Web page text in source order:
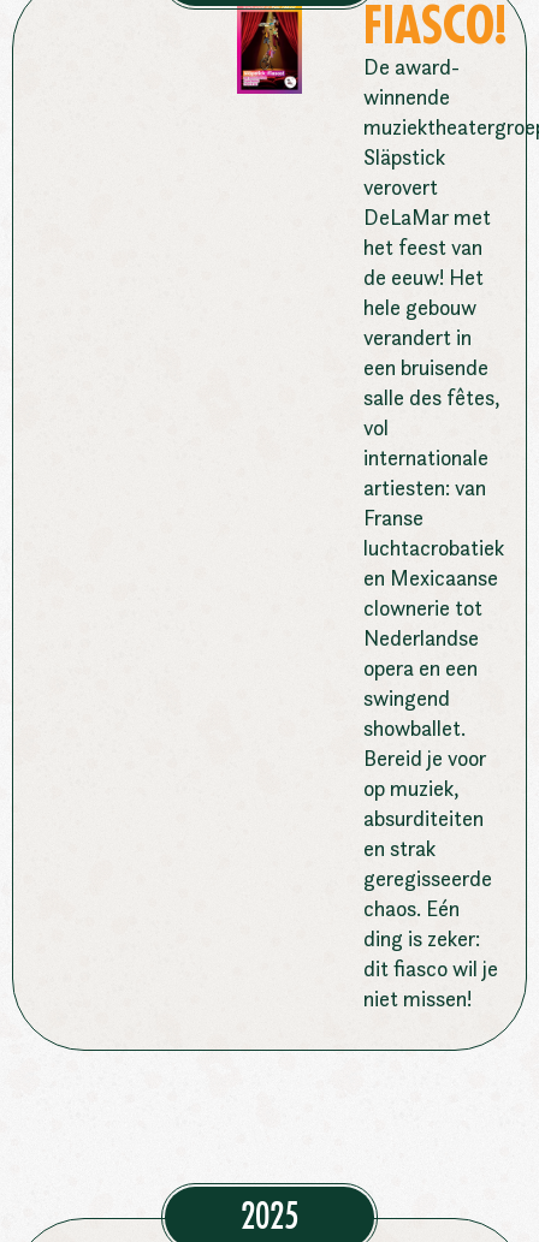
FIASCO!
De award-
winnende
Släpstick
verovert
DeLaMar met
het feest van
de eeuw! Het
hele gebouw
verandert in
een bruisende
salle des fêtes,
vol
internationale
artiesten: van
Franse
luchtacrobatiek
en Mexicaanse
clownerie tot
Nederlandse
opera en een
swingend
showballet.
Bereid je voor
op muziek,
absurditeiten
en strak
geregisseerde
chaos. Eén
ding is zeker:
dit fiasco wil je
niet missen!
2025